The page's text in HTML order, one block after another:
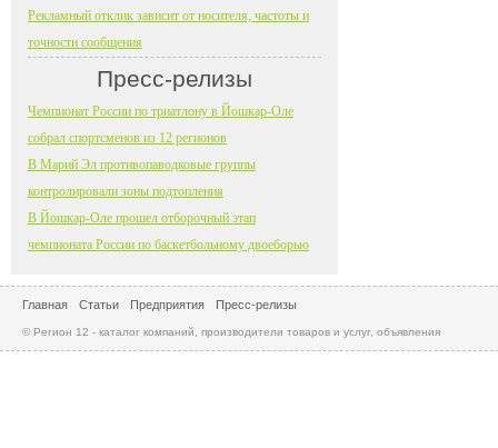
Рекламный отклик зависит от носителя, частоты и
точности сообщения
Пресс-релизы
Чемпионат России по триатлону в Йошкар-Оле
собрал спортсменов из 12 регионов
В Марий Эл противопаводковые группы
контролировали зоны подтопления
В Йошкар-Оле прошел отборочный этап
чемпионата России по баскетбольному двоеборью
Главная Статьи Предприятия Пресс-релизы
© Регион 12 - каталог компаний, производители товаров и услуг, объявления